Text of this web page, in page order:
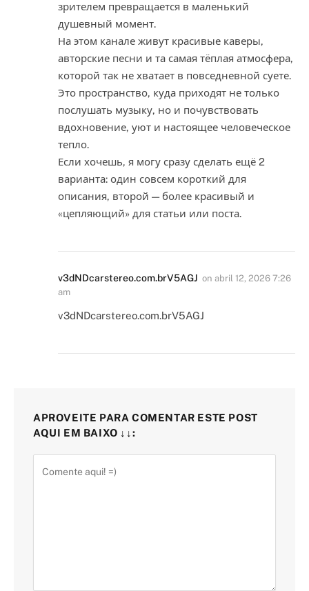
зрителем превращается в маленький
душевный момент.
На этом канале живут красивые каверы,
авторские песни и та самая тёплая атмосфера,
которой так не хватает в повседневной суете.
Это пространство, куда приходят не только
послушать музыку, но и почувствовать
вдохновение, уют и настоящее человеческое
тепло.
Если хочешь, я могу сразу сделать ещё 2
варианта: один совсем короткий для
описания, второй — более красивый и
«цепляющий» для статьи или поста.
v3dNDcarstereo.com.brV5AGJ on abril 12, 2026 7:26
am
v3dNDcarstereo.com.brV5AGJ
APROVEITE PARA COMENTAR ESTE POST
AQUI EM BAIXO ↓↓: